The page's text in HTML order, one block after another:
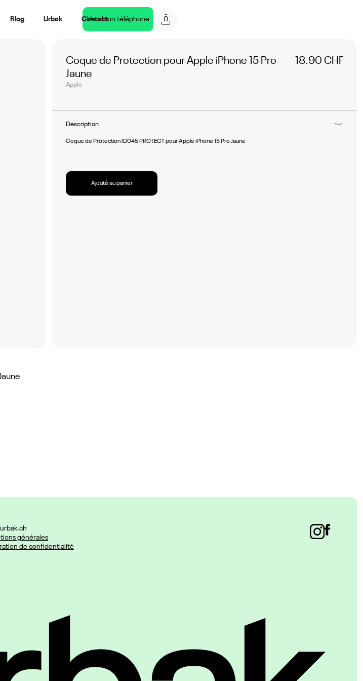
Blog Urbak Contact
Vend ton téléphone 0
Coque de Protection pour Apple iPhone 15 Pro
Jaune
Apple
18.90 CHF
Description
Coque de Protection ID045 PROTECT pour Apple iPhone 15 Pro Jaune
Ajouté au panier
générales
de confidentialité